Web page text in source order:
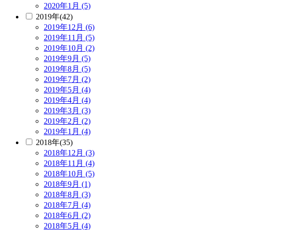
2020年1月 (5)
2019年(42)
2019年12月 (6)
2019年11月 (5)
2019年10月 (2)
2019年9月 (5)
2019年8月 (5)
2019年7月 (2)
2019年5月 (4)
2019年4月 (4)
2019年3月 (3)
2019年2月 (2)
2019年1月 (4)
2018年(35)
2018年12月 (3)
2018年11月 (4)
2018年10月 (5)
2018年9月 (1)
2018年8月 (3)
2018年7月 (4)
2018年6月 (2)
2018年5月 (4)